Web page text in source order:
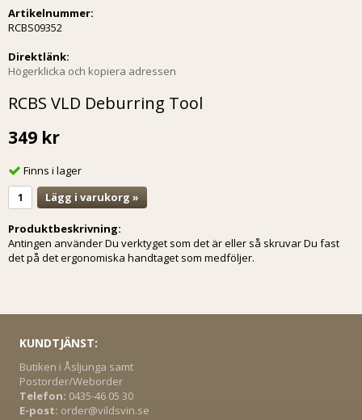
Artikelnummer:
RCBS09352
Direktlänk:
Högerklicka och kopiera adressen
RCBS VLD Deburring Tool
349 kr
Finns i lager
Lägg i varukorg »
Produktbeskrivning:
Antingen använder Du verktyget som det är eller så skruvar Du fast
det på det ergonomiska handtaget som medföljer.
KUNDTJÄNST:
Butiken i Åsljunga samt
Postorder/Weborder
Telefon: 0435-46 05 30
E-post: order@vildsvin.se